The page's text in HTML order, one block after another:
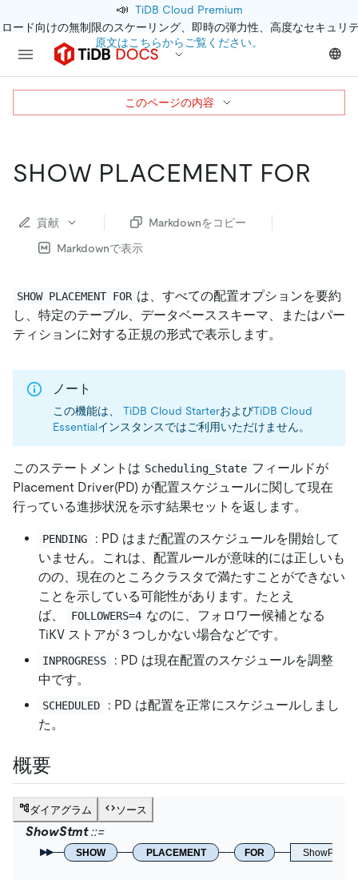
📣 TiDB Cloud Premium
ード向けの無制限のスケーリング、即時の弾力性、高度なセキュリ
原文はこちらからご覧ください。
SHOW PLACEMENT FOR
貢献
Markdownをコピー
Markdownで表示
SHOW PLACEMENT FOR は、すべての配置オプションを要約
し、特定のテーブル、データベーススキーマ、またはパー
ティションに対する正規の形式で表示します。
ノート
この機能は、 TiDB Cloud StarterおよびTiDB Cloud
Essentialインスタンスではご利用いただけません。
このステートメントは Scheduling_State フィールドが
Placement Driver(PD) が配置スケジュールに関して現在
行っている進捗状況を示す結果セットを返します。
PENDING
: PD はまだ配置のスケジュールを開始して
いません。これは、配置ルールが意味的には正しいも
のの、現在のところクラスタで満たすことができない
ことを示している可能性があります。たとえ
ば、
FOLLOWERS=4 なのに、フォロワー候補となる
TiKV ストアが 3 つしかない場合などです。
INPROGRESS
: PD は現在配置のスケジュールを調整
中です。
SCHEDULED
: PD は配置を正常にスケジュールしまし
た。
概要
ダイアグラム ソース
ShowStmt
SHOW PLACEMENT FOR
このページの内容